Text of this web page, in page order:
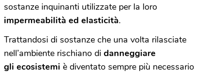
sostanze inquinanti utilizzate per la loro
impermeabilità ed elasticità.
Trattandosi di sostanze che una volta rilasciate
nell’ambiente rischiano di danneggiare
gli ecosistemi è diventato sempre più necessario